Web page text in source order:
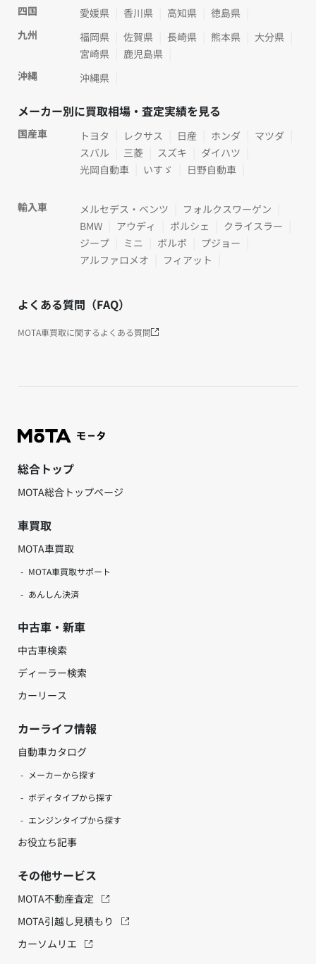
四国
愛媛県 香川県 高知県
徳島県
九州
福岡県 佐賀県 長崎県 熊本県
大分県
宮崎県
鹿児島県
沖縄
沖縄県
メーカー別に買取相場・査定実績を見る
国産車 トヨタ レクサス 日産 ホンダ
マツダ
スバル
三菱 スズキ
ダイハツ
光岡自動車
いすゞ 日野自動車
輸入車 メルセデス・ベンツ
フォルクスワーゲン
BMW
アウディ ポルシェ
クライスラー
ジープ
ミニ ボルボ
プジョー
アルファロメオ
フィアット
よくある質問（FAQ）
MOTA車買取に関するよくある質問
総合トップ
MOTA総合トップページ
車買取
MOTA車買取
MOTA車買取サポート
あんしん決済
中古車・新車
中古車検索
ディーラー検索
カーリース
カーライフ情報
自動車カタログ
メーカーから探す
ボディタイプから探す
エンジンタイプから探す
お役立ち記事
その他サービス
MOTA不動産査定
MOTA引越し見積もり
カーソムリエ